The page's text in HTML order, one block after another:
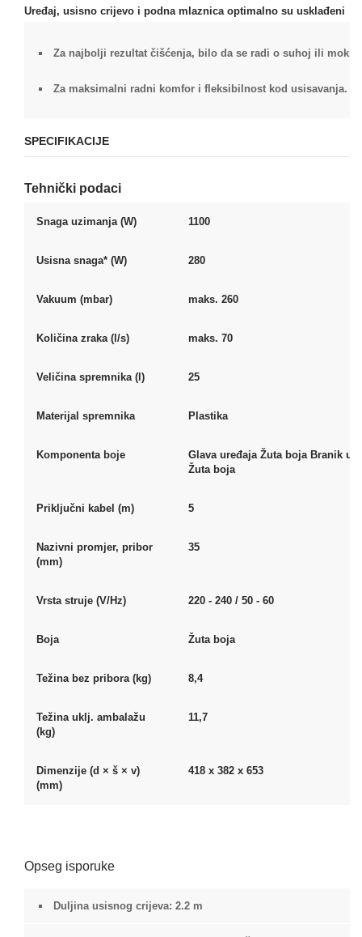
Uređaj, usisno crijevo i podna mlaznica optimalno su usklađeni
Za najbolji rezultat čišćenja, bilo da se radi o suhoj ili
Za maksimalni radni komfor i fleksibilnost kod usisavanja.
SPECIFIKACIJE
Tehnički podaci
Snaga uzimanja (W) 1100
Usisna snaga* (W) 280
Vakuum (mbar) maks. 260
Količina zraka (l/s) maks. 70
Veličina spremnika (l) 25
Materijal spremnika Plastika
Komponenta boje
Glava uređaja Žuta boja Branik
Žuta boja
Priključni kabel (m) 5
Nazivni promjer, pribor
(mm)
35
Vrsta struje (V/Hz) 220 - 240 / 50 - 60
Boja Žuta boja
Težina bez pribora (kg) 8,4
Težina uklj. ambalažu
(kg)
11,7
Dimenzije (d × š × v)
(mm)
418 x 382 x 653
Opseg isporuke
Duljina usisnog crijeva: 2.2 m